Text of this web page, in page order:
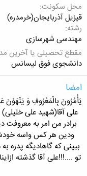
محل سکونت
قیزیل آذربایجان(خرمدره)
رشته
مهندسی شهرسازی
مقطع تحصیلی یا آخرین
دانشجوی فوق لیسانس
امضا
علی آقا(شهید علی
برادر من امر به
ودین هر کس واسه
ببینی که گاهادیگه پدره
تو ....!!!علی آقا گذشته